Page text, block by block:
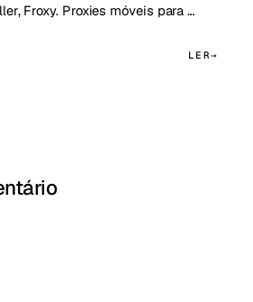
Froxy. Proxies móveis para …
LER